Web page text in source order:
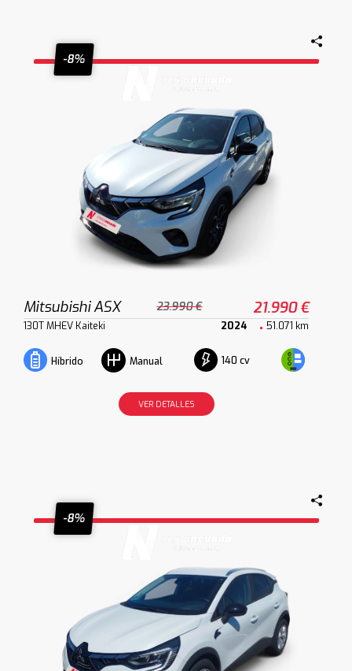
-8%
Mitsubishi ASX 23.990 € 21.990 €
130T MHEV Kaiteki 2024 51.071 km
Híbrido Manual 140 cv
VER DETALLES
-8%